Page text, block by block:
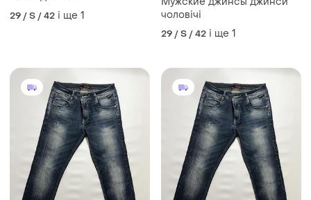
29 / S / 42 і ще 1
чоловічі
29 / S / 42 і ще 1